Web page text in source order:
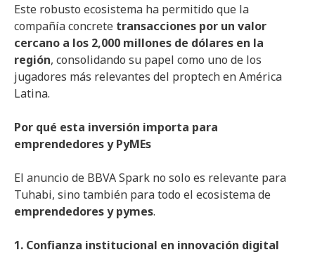
Este robusto ecosistema ha permitido que la
compañía concrete transacciones por un valor
cercano a los 2,000 millones de dólares en la
región, consolidando su papel como uno de los
jugadores más relevantes del proptech en América
Latina.
Por qué esta inversión importa para
emprendedores y PyMEs
El anuncio de BBVA Spark no solo es relevante para
Tuhabi, sino también para todo el ecosistema de
emprendedores y pymes.
1. Confianza institucional en innovación digital